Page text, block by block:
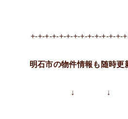
+-+-+-+-+-+-+-+-+-+-+-+-+-
明石市の物件情報も随時更
↓ ↓